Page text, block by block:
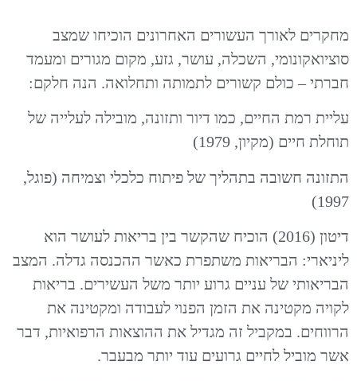
מחקרים לאורך העשורים האחרונים הוכיחו שמצב
סוציואקונומי, השכלה, עושר, גזע, מקום מגורים ומעמד
חברתי – כולם קשורים לתמותה ותחלואה. הנה חלקם:
עליית רמת החיים, כמו דיור ותזונה, מובילה לעלייה של
תוחלת חיים (מקיון, 1979)
התזונה חשובה בתהליך של פיתוח כלכלי וצמיחה (פוגל,
1997)
דיטון (2016) הוכיח שהקשר בין בריאות לעושר הוא
ליניארי: הבריאות משתפרת כאשר ההכנסה גדלה. המצב
הבריאותי של עניים גרוע יותר משל העשירים. בריאות
לקויה מקטינה את הזמן הפנוי לעבודה ומקטינה את
הרווחים. במקביל זה מגדיל את ההוצאות הרפואיות, דבר
אשר מוביל לחיים גרועים עוד יותר מבעבר.